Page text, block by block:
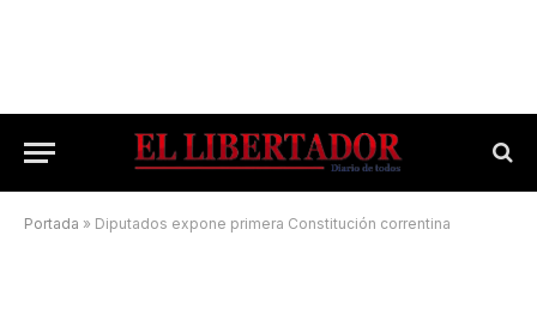
Portada » Diputados expone primera Constitución correntina